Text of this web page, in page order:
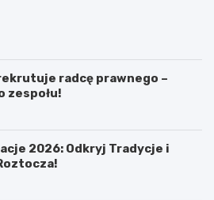
radcę prawnego –
zespołu!
2026: Odkryj Tradycje i